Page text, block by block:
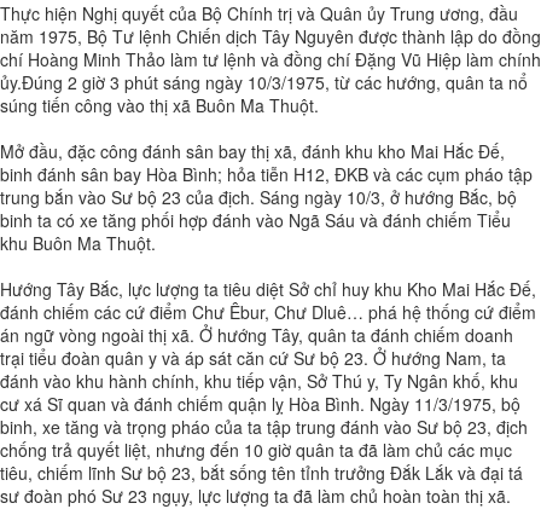
Thực hiện Nghị quyết của Bộ Chính trị và Quân ủy Trung ương, đầu
năm 1975, Bộ Tư lệnh Chiến dịch Tây Nguyên được thành lập do đồng
chí Hoàng Minh Thảo làm tư lệnh và đồng chí Đặng Vũ Hiệp làm chính
ủy.Đúng 2 giờ 3 phút sáng ngày 10/3/1975, từ các hướng, quân ta nổ
súng tiến công vào thị xã Buôn Ma Thuột.
Mở đầu, đặc công đánh sân bay thị xã, đánh khu kho Mai Hắc Đế,
binh đánh sân bay Hòa Bình; hỏa tiễn H12, ĐKB và các cụm pháo tập
trung bắn vào Sư bộ 23 của địch. Sáng ngày 10/3, ở hướng Bắc, bộ
binh ta có xe tăng phối hợp đánh vào Ngã Sáu và đánh chiếm Tiểu
khu Buôn Ma Thuột.
Hướng Tây Bắc, lực lượng ta tiêu diệt Sở chỉ huy khu Kho Mai Hắc Đế,
đánh chiếm các cứ điểm Chư Êbur, Chư Dluê… phá hệ thống cứ điểm
án ngữ vòng ngoài thị xã. Ở hướng Tây, quân ta đánh chiếm doanh
trại tiểu đoàn quân y và áp sát căn cứ Sư bộ 23. Ở hướng Nam, ta
đánh vào khu hành chính, khu tiếp vận, Sở Thú y, Ty Ngân khố, khu
cư xá Sĩ quan và đánh chiếm quận lỵ Hòa Bình. Ngày 11/3/1975, bộ
binh, xe tăng và trọng pháo của ta tập trung đánh vào Sư bộ 23, địch
chống trả quyết liệt, nhưng đến 10 giờ quân ta đã làm chủ các mục
tiêu, chiếm lĩnh Sư bộ 23, bắt sống tên tỉnh trưởng Đắk Lắk và đại tá
sư đoàn phó Sư 23 ngụy, lực lượng ta đã làm chủ hoàn toàn thị xã.